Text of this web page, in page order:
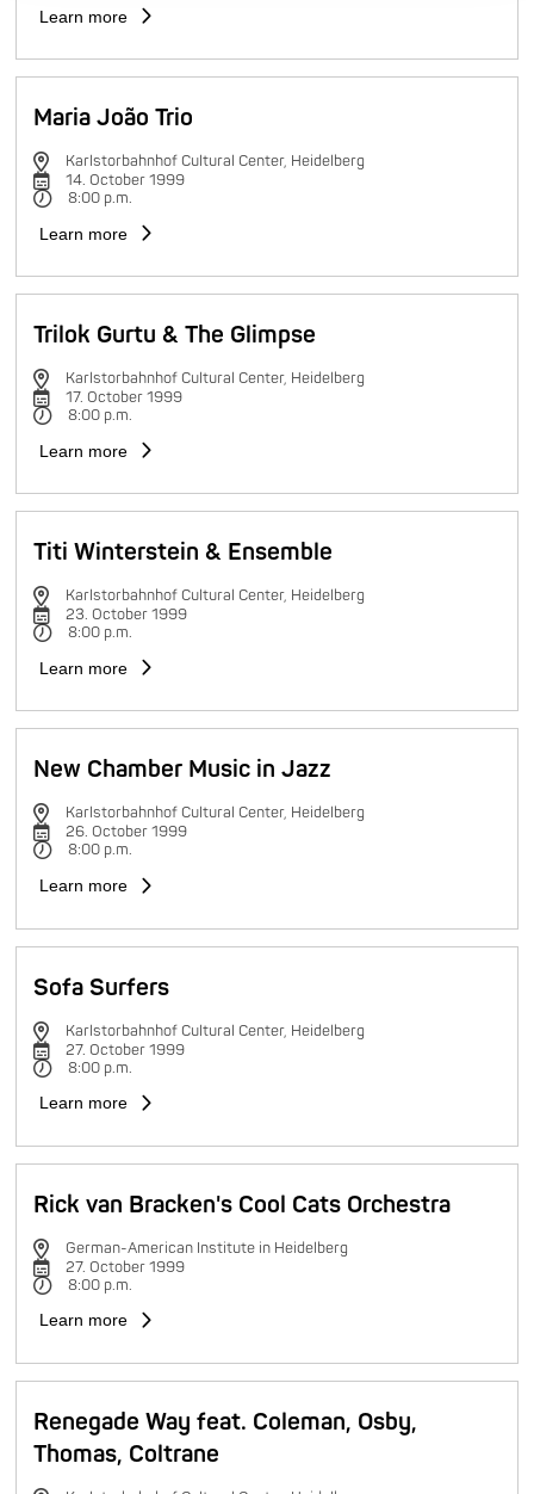
Learn more
Maria João Trio
Karlstorbahnhof Cultural Center, Heidelberg
14. October 1999
8:00 p.m.
Learn more
Trilok Gurtu & The Glimpse
Karlstorbahnhof Cultural Center, Heidelberg
17. October 1999
8:00 p.m.
Learn more
Titi Winterstein & Ensemble
Karlstorbahnhof Cultural Center, Heidelberg
23. October 1999
8:00 p.m.
Learn more
New Chamber Music in Jazz
Karlstorbahnhof Cultural Center, Heidelberg
26. October 1999
8:00 p.m.
Learn more
Sofa Surfers
Karlstorbahnhof Cultural Center, Heidelberg
27. October 1999
8:00 p.m.
Learn more
Rick van Bracken's Cool Cats Orchestra
German-American Institute in Heidelberg
27. October 1999
8:00 p.m.
Learn more
Renegade Way feat. Coleman, Osby,
Thomas, Coltrane